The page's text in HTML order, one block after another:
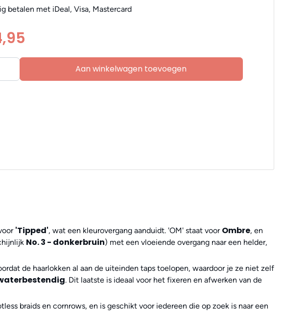
betalen met iDeal, Visa, Mastercard
Aan winkelwagen toevoegen
'Tipped', wat een kleurovergang aanduidt. 'OM' staat voor Ombre, en
No. 3 - donkerbruin) met een vloeiende overgang naar een helder,
de haarlokken al aan de uiteinden taps toelopen, waardoor je ze niet zelf
. Dit laatste is ideaal voor het fixeren en afwerken van de
braids en cornrows, en is geschikt voor iedereen die op zoek is naar een